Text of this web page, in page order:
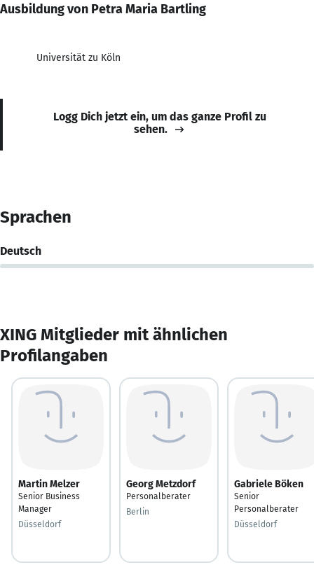
Ausbildung von Petra Maria Bartling
Universität zu Köln
Logg Dich jetzt ein, um das ganze Profil zu
sehen.
Sprachen
Deutsch
XING Mitglieder mit ähnlichen
Profilangaben
Martin Melzer
Senior Business
Manager
Düsseldorf
Georg Metzdorf
Personalberater
Berlin
Gabriele Böken
Senior
Personalberater
Düsseldorf